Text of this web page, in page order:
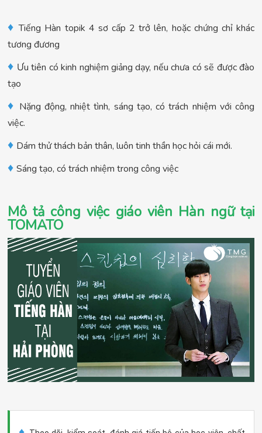
♦Tiếng Hàn topik 4 sơ cấp 2 trở lên, hoặc chứng chỉ khác
tương đương
♦ Ưu tiên có kinh nghiệm giảng dạy, nếu chưa có sẽ được đào
tạo
♦ Nặng động, nhiệt tình, sáng tạo, có trách nhiệm với công
việc.
♦ Dám thử thách bản thân, luôn tinh thần học hỏi cái mới.
♦ Sáng tạo, có trách nhiệm trong công việc
Mô tả công việc giáo viên Hàn ngữ tại
TOMATO